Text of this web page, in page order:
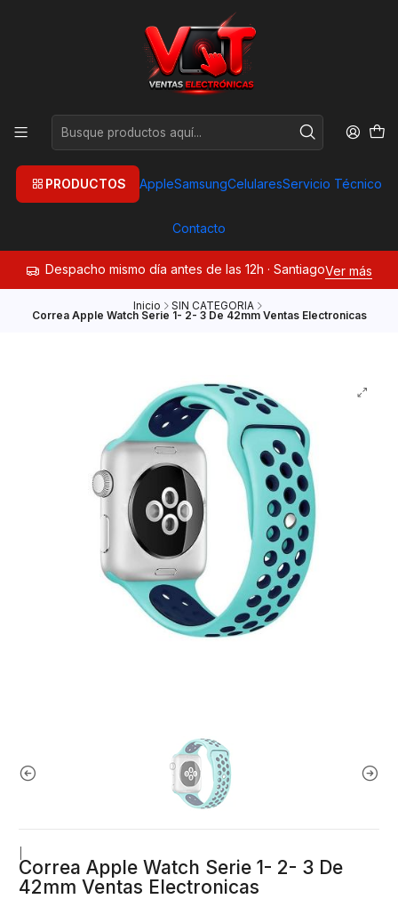
PRODUCTOS AppleSamsungCelularesServicio Técnico
Contacto
Despacho mismo día antes de las 12h · SantiagoVer más
Inicio SIN CATEGORIA
Correa Apple Watch Serie 1- 2- 3 De 42mm Ventas Electronicas
Correa Apple Watch Serie 1- 2- 3 De
42mm Ventas Electronicas